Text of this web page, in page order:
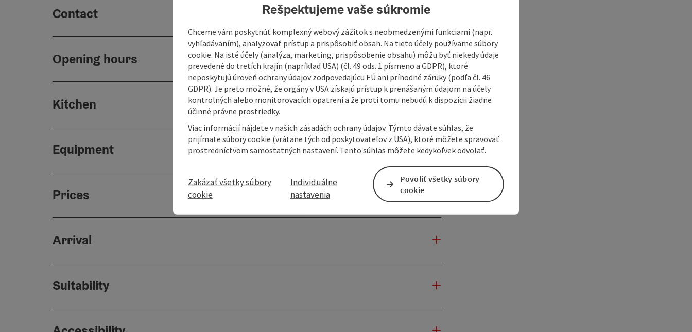
Contact
Opening hours
Kitchen
Equipment
Prices
Arrival
Suitability
Rešpektujeme vaše súkromie
Chceme vám poskytnúť komplexný webový zážitok s neobmedzenými funkciami (napr.
vyhľadávaním), analyzovať prístup a prispôsobiť obsah. Na tieto účely používame súbory
cookie. Na isté účely (analýza, marketing, prispôsobenie obsahu) môžu byť niekedy údaje
prevedené do tretích krajín (napríklad USA) (čl. 49 ods. 1 písmeno a GDPR), ktoré
neposkytujú úroveň ochrany údajov zodpovedajúcu EÚ ani príhodné záruky (podľa čl. 46
GDPR). Je preto možné, že orgány v USA získajú prístup k prenášaným údajom na účely
kontrolných alebo monitorovacích opatrení a že proti tomu nebudú k dispozícii žiadne
účinné právne prostriedky.
Viac informácií nájdete v našich zásadách ochrany údajov. Týmto dávate súhlas, že
prijímate súbory cookie (vrátane tých od poskytovateľov z USA), ktoré môžete spravovať
prostredníctvom samostatných nastavení. Tento súhlas môžete kedykoľvek odvolať.
Zakázať všetky súbory
cookie
Individuálne
nastavenia
Povoliť všetky súbory
cookie